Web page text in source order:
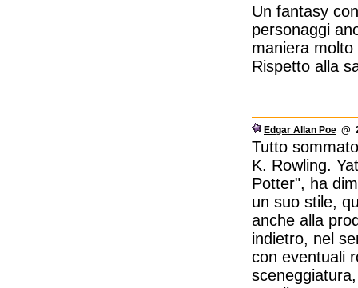
Un fantasy
personaggi
maniera
Rispetto alla
Edgar Allan Poe @
Tutto
K. Rowling.
Potter", ha
un suo stile,
anche alla
indietro, nel
con eventuali